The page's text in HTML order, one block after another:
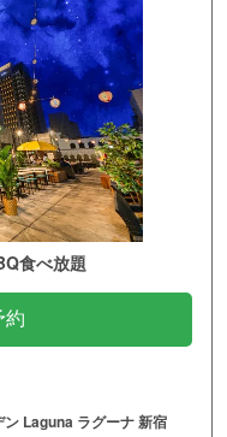
食べ放題
約
Laguna ラグーナ 新宿